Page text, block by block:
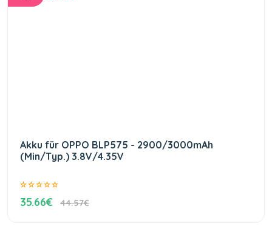
Akku für OPPO BLP575 - 2900/3000mAh
(Min/Typ.) 3.8V/4.35V
35.66€ 44.57€